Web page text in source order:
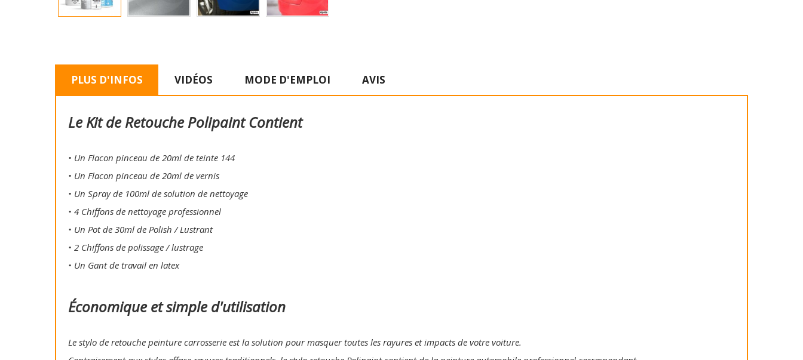
PLUS D'INFOS VIDÉOS MODE D'EMPLOI AVIS
Le Kit de Retouche Polipaint Contient
• Un Flacon pinceau de 20ml de teinte 144
• Un Flacon pinceau de 20ml de vernis
• Un Spray de 100ml de solution de nettoyage
• 4 Chiffons de nettoyage professionnel
• Un Pot de 30ml de Polish / Lustrant
• 2 Chiffons de polissage / lustrage
• Un Gant de travail en latex
Économique et simple d'utilisation
Le stylo de retouche peinture carrosserie est la solution pour masquer toutes les rayures et impacts de votre voiture.